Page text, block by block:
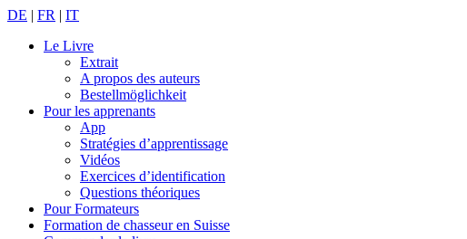
DE | FR | IT
Le Livre
Extrait
A propos des auteurs
Bestellmöglichkeit
Pour les apprenants
App
Stratégies d’apprentissage
Vidéos
Exercices d’identification
Questions théoriques
Pour Formateurs
Formation de chasseur en Suisse